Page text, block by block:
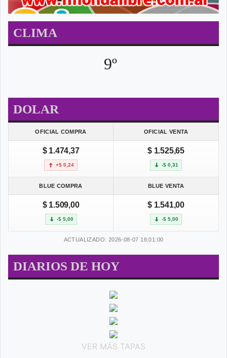
CLIMA
9º
DOLAR
OFICIAL COMPRA OFICIAL VENTA
$ 1.474,37
+$ 0,24
$ 1.525,65
-$ 0,31
BLUE COMPRA BLUE VENTA
$ 1.509,00
-$ 5,00
$ 1.541,00
-$ 5,00
ACTUALIZADO: 2026-08-07 18:01:00
DIARIOS DE HOY
VER MÁS TAPAS